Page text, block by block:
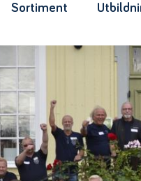
Sortiment